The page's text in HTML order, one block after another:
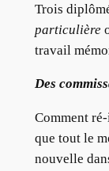
Trois
particulière
travail
Des
Comment
que tout le
nouvelle